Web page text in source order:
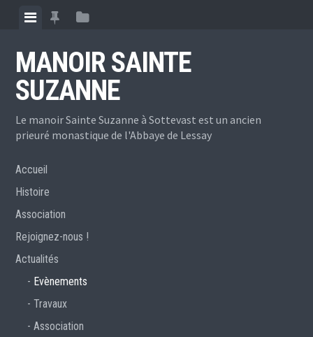
content
ViewView
posts
View
MANOIR SAINTE
SUZANNE
Le manoir Sainte Suzanne à Sottevast est un ancien
prieuré monastique de l'Abbaye de Lessay
Accueil
Histoire
Association
Rejoignez-nous !
Actualités
Evènements
Travaux
Association